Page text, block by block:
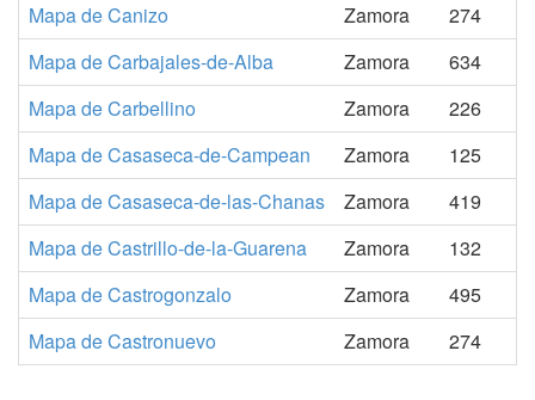
Mapa de Canizo
Zamora
274
Mapa de Carbajales-de-Alba
Zamora
634
Mapa de Carbellino
Zamora
226
Mapa de Casaseca-de-Campean
Zamora
125
Mapa de Casaseca-de-las-Chanas
Zamora
419
Mapa de Castrillo-de-la-Guarena
Zamora
132
Mapa de Castrogonzalo
Zamora
495
Mapa de Castronuevo
Zamora 274